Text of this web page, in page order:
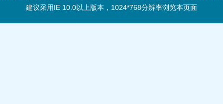
建议采用IE 10.0以上版本，1024*768分辨率浏览本页面